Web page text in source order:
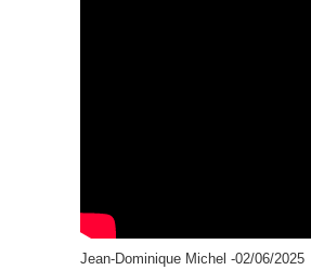
Jean-Dominique Michel -02/06/2025